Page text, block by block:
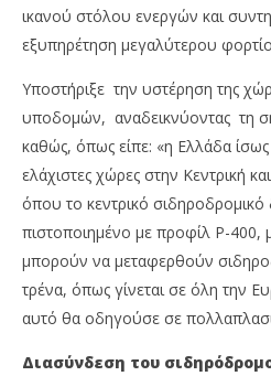
ικανού στόλου ενεργών και
εξυπηρέτηση μεγαλύτερου
Υποστήριξε την υστέρηση της
υποδομών, αναδεικνύοντας τη
καθώς, όπως είπε: «η Ελλάδα ίσως
ελάχιστες χώρες στην Κεντρική
όπου το κεντρικό σιδηροδρομικό
πιστοποιημένο με προφίλ P-400,
μπορούν να μεταφερθούν
τρένα, όπως γίνεται σε όλη την
αυτό θα οδηγούσε σε
Διασύνδεση του